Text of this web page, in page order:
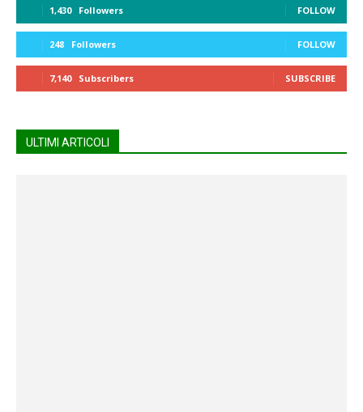
1,430 Followers FOLLOW
248 Followers FOLLOW
7,140 Subscribers SUBSCRIBE
ULTIMI ARTICOLI